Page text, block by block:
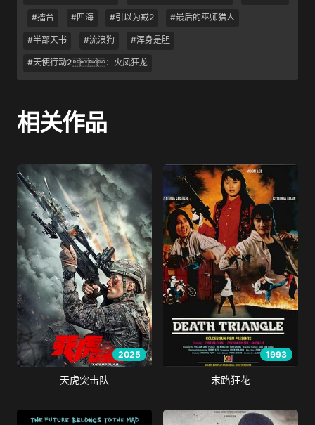
#擂台 #四海 #引以为戒2 #最后的巫师猎人
#半部天书 #流浪狗 #浑身是胆
#天使行动2：火凤狂龙
相关作品
2025
天虎突击队
1993
末路狂花